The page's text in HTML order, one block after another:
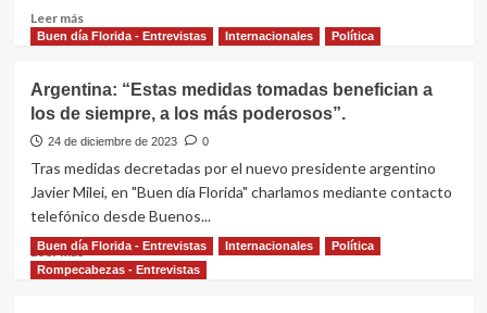
de
Leer másLeer
más
intersindical
Florida
apoya
la
de
Argentina
Buen día Florida - Entrevistas Internacionales Política
Argentina: “Estas medidas tomadas benefician a
los de siempre, a los más poderosos”.
24 de diciembre de 2023 0
Tras medidas decretadas por el nuevo presidente argentino
Javier Milei, en "Buen día Florida" charlamos mediante contacto
telefónico desde Buenos...
Leer másLeer
más
Buen día Florida - Entrevistas Internacionales
Política
Rompecabezas - Entrevistas